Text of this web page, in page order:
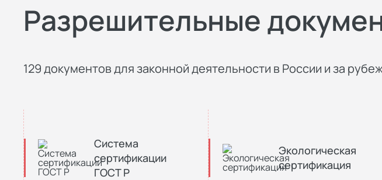
Разрешительные
129 документов для законной деятельности в России и за
Система
сертификации
ГОСТ Р
Экологическая
сертификация